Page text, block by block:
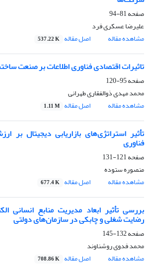
صفحه81-94
علیرضا عسکری فرد
مشاهده مقاله
اصل مقاله 537.22 K
تاثیرات اقتصادی فناوری اطلاعات بر صنعت
صفحه95-120
محمد مهدی ذوالفقاری طهرانی
مشاهده مقاله
اصل مقاله 1.11 M
تأثیر استراتژی‌های بازاریابی دیجیتال
فناوری
صفحه121-131
منصوره ستوده
مشاهده مقاله
اصل مقاله 677.4 K
بررسی تأثیر ابعاد مدیریت منابع انسانی
رضایت شغلی و چابکی در سازمان‌های دولتی
صفحه132-145
محمد فدوی روشناوند
مشاهده مقاله
اصل مقاله 708.86 K